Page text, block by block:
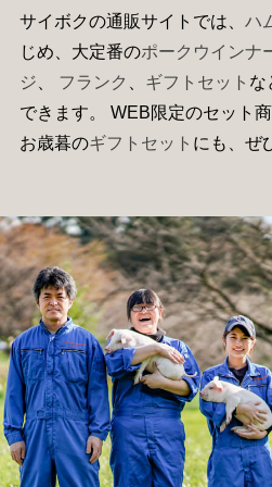
サイボクの通販サイトでは、 ハ
じめ、大定番のポークウインナ
ジ
フランク ギフトセット な
できます。 WEB限定のセット
お歳暮のギフトセット にも、ぜ